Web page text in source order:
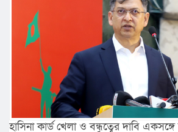
হাসিনা কার্ড খেলা ও বন্ধুত্বের দাবি